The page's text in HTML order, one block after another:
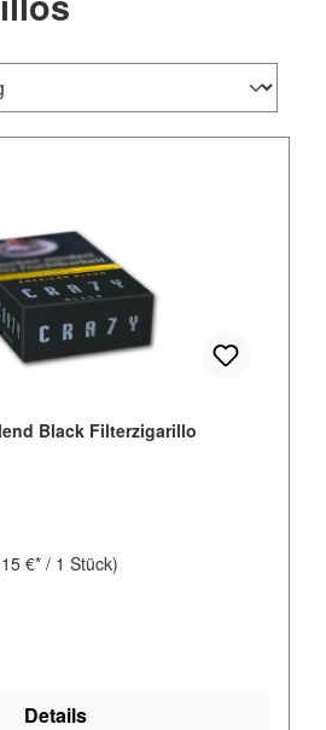
Black Filterzigarillo
€* / 1 Stück)
Details